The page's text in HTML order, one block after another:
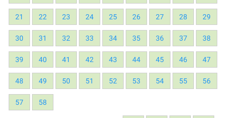
21 22 23 24 25 26 27 28 29
30 31 32 33 34 35 36 37 38
39 40 41 42 43 44 45 46 47
48 49 50 51 52 53 54 55 56
57 58